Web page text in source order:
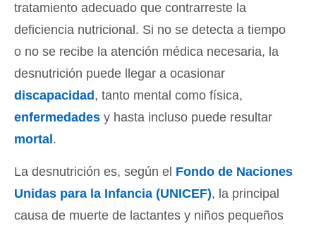
tratamiento adecuado que contrarreste la
deficiencia nutricional. Si no se detecta a tiempo
o no se recibe la atención médica necesaria, la
desnutrición puede llegar a ocasionar
discapacidad , tanto mental como física,
enfermedades y hasta incluso puede resultar
mortal .
La desnutrición es, según el Fondo de Naciones
Unidas para la Infancia (UNICEF), la principal
causa de muerte de lactantes y niños pequeños